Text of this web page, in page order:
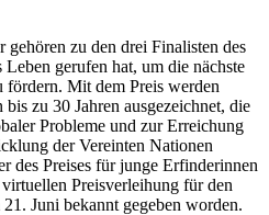
zu den drei Finalisten des
Leben gerufen hat, um die nächste
Mit dem Preis werden
zu 30 Jahren ausgezeichnet, die
Probleme und zur Erreichung
der Vereinten Nationen
des Preises für junge Erfinderinnen
Preisverleihung für den
Juni bekannt gegeben worden.